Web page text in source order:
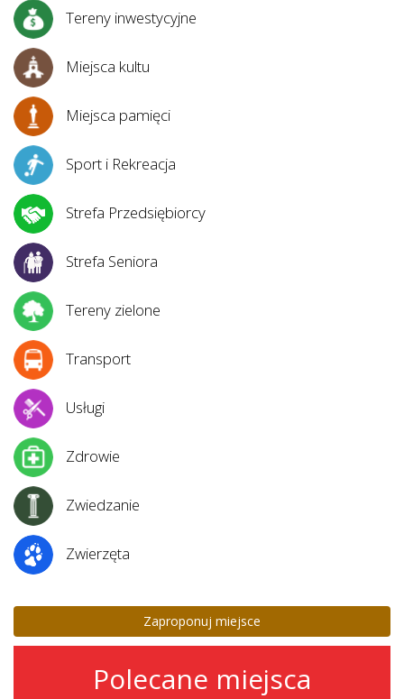
Tereny inwestycyjne
Miejsca kultu
Miejsca pamięci
Sport i Rekreacja
Strefa Przedsiębiorcy
Strefa Seniora
Tereny zielone
Transport
Usługi
Zdrowie
Zwiedzanie
Zwierzęta
Zaproponuj miejsce
Polecane miejsca